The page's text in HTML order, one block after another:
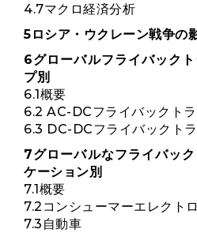
4.7マクロ経済分析
5ロシア・ウクレーン戦争の
6グローバルフライバック
プ別
6.1概要
6.2 AC-DCフライバックト
6.3 DC-DCフライバックト
7グローバルなフライバッ
ケーション別
7.1概要
7.2コンシューマーエレクト
7.3自動車